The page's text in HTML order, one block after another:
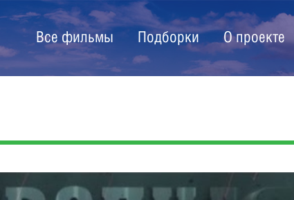
Все фильмы Подборки О проекте